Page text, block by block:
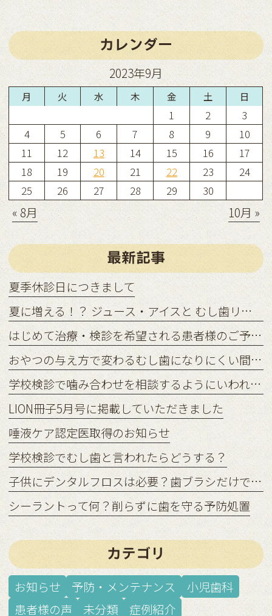
カレンダー
2023年9月
月 火 水 木 金 土 日
1 2
3
4
5 6 7 8 9
10
11
12 13 14 15 16
17
18
19 20 21 22 23
24
25
26 27 28 29 30
« 8月 10月 »
最新記事
夏季休診日につきまして
夏に増える！？ ジュース・アイスと むし歯リスクの関係
はじめて治療・検診を希望される患者様のご予約状況につきまして
おやつの与え方で変わるむし歯になりにくい間食習慣
学校検診で噛み合わせを相談するようにいわれたら？
LION冊子5月号に掲載していただきました
唾液ケア認定医取得のお知らせ
学校検診でむし歯と言われたらどうする？
子供にデンタルフロスは必要？歯ブラシだけでは足りない理由
シーラントって何？削らずに歯を守る予防処置
カテゴリ
お知らせ 予防・メンテナンス
小児歯科
患者様の声
未分類 症例紹介